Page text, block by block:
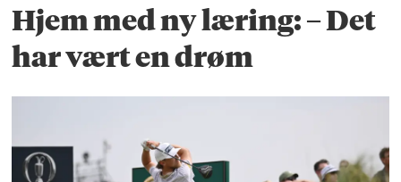
Hjem med ny læring: – Det
har vært en drøm